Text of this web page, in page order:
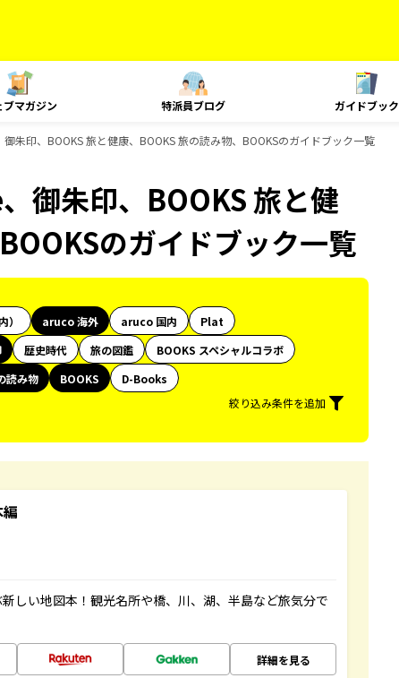
ブマガジン 特派員ブログ ガイドブック
朱印、BOOKS 旅と健康、BOOKS 旅の読み物、BOOKSのガイドブック一覧
御朱印、BOOKS 旅と健
のガイドブック一覧
aruco 海外 aruco 国内
Plat
歴史時代 旅の図鑑
BOOKS スペシャルコラボ
読み物 BOOKS
D-Books
絞り込み条件を追加
しい地図本！観光名所や橋、川、湖、半島など旅気分で
詳細を見る